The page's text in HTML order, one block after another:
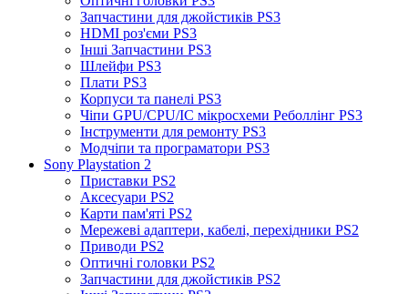
Запчастини для джойстиків PS3
HDMI роз'єми PS3
Інші Запчастини PS3
Шлейфи PS3
Плати PS3
Корпуси та панелі PS3
Чіпи GPU/CPU/IC мікросхеми Реболлінг PS3
Інструменти для ремонту PS3
Модчіпи та програматори PS3
Sony Playstation 2
Приставки PS2
Аксесуари PS2
Карти пам'яті PS2
Мережеві адаптери, кабелі, перехідники PS2
Приводи PS2
Оптичні головки PS2
Запчастини для джойстиків PS2